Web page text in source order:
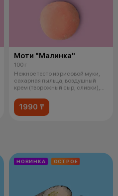
Моти "Малинка"
100 г
Нежное тесто из рисовой муки,
сахарная пыльца, воздушный
крем (творожный сыр, сливки),
1990 ₸
НОВИНКА ОСТРОЕ